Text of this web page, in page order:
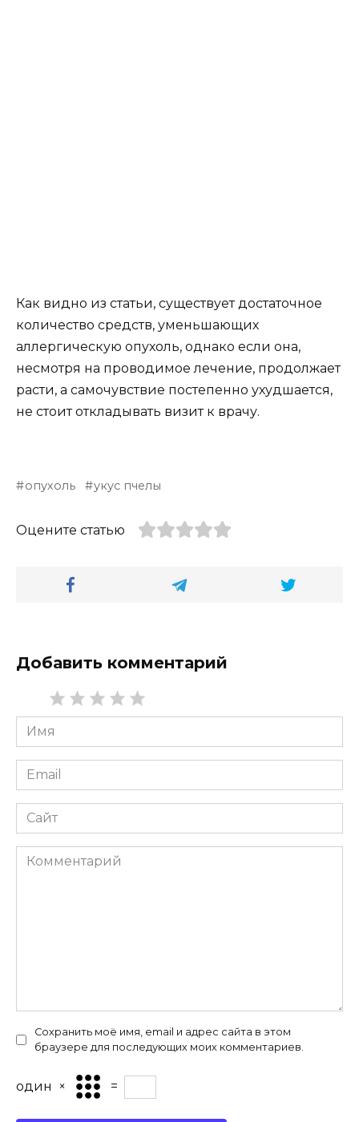
Как видно из статьи, существует достаточное
количество средств, уменьшающих
аллергическую опухоль, однако если она,
несмотря на проводимое лечение, продолжает
расти, а самочувствие постепенно ухудшается,
не стоит откладывать визит к врачу.
опухоль укус пчелы
Оцените статью
Добавить комментарий
Имя
*
Email
*
Сайт
Комментарий
Сохранить моё имя, email и адрес сайта в этом
браузере для последующих моих комментариев.
один × =